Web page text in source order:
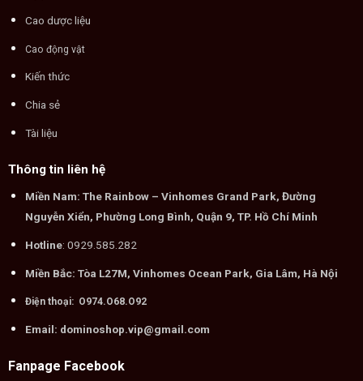
Cao dược liệu
Cao động vật
Kiến thức
Chia sẻ
Tài liệu
Thông tin liên hệ
Miền Nam: The Rainbow – Vinhomes Grand Park, Đường
Nguyễn Xiển, Phường Long Bình, Quận 9, TP. Hồ Chí Minh
Hotline: 0929.585.282
Miền Bắc: Tòa L27M, Vinhomes Ocean Park, Gia Lâm, Hà Nội
Điện thoại: O974.O68.O92
Email: dominoshop.vip@gmail.com
Fanpage Facebook